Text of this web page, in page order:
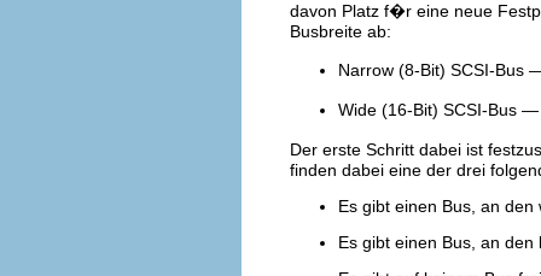
davon Platz f�r eine neue
Busbreite ab:
Narrow (8-Bit) SCSI-Bus
Wide (16-Bit) SCSI-Bus
Der erste Schritt dabei ist
finden dabei eine der drei
Es gibt einen Bus, an
Es gibt einen Bus, an